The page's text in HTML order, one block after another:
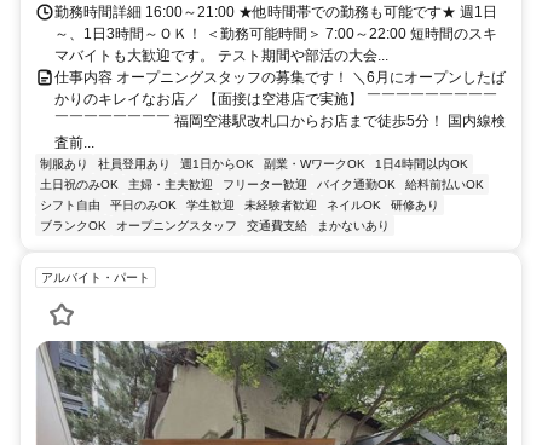
勤務時間詳細 16:00～21:00 ★他時間帯での勤務も可能です★ 週1日
～、1日3時間～ＯＫ！ ＜勤務可能時間＞ 7:00～22:00 短時間のスキ
マバイトも大歓迎です。 テスト期間や部活の大会...
仕事内容 オープニングスタッフの募集です！ ＼6月にオープンしたば
かりのキレイなお店／ 【面接は空港店で実施】 ￣￣￣￣￣￣￣￣￣
￣￣￣￣￣￣￣￣ 福岡空港駅改札口からお店まで徒歩5分！ 国内線検
査前...
制服あり 社員登用あり 週1日からOK 副業・WワークOK
1日4時間以内OK
土日祝のみOK
主婦・主夫歓迎 フリーター歓迎 バイク通勤OK
給料前払いOK
シフト自由
平日のみOK 学生歓迎 未経験者歓迎 ネイルOK
研修あり
ブランクOK
オープニングスタッフ 交通費支給 まかないあり
アルバイト・パート